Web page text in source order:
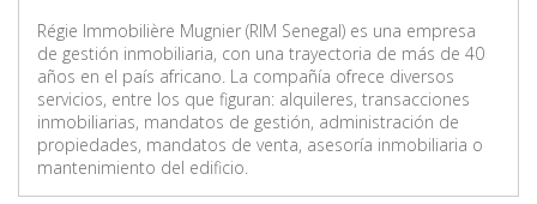
Régie Immobilière Mugnier (RIM Senegal) es una empresa
de gestión inmobiliaria, con una trayectoria de más de 40
años en el país africano. La compañía ofrece diversos
servicios, entre los que figuran: alquileres, transacciones
inmobiliarias, mandatos de gestión, administración de
propiedades, mandatos de venta, asesoría inmobiliaria o
mantenimiento del edificio.